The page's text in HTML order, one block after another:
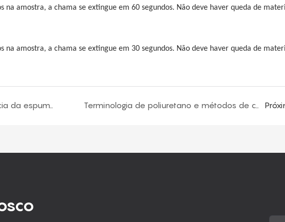
na amostra, a chama se extingue em 60 segundos. Não deve haver queda de
na amostra, a chama se extingue em 30 segundos. Não deve haver queda de
Explicação da densidade e resiliência da espuma flexível de PU Terminologia de poliuretano e métodos de cálculo